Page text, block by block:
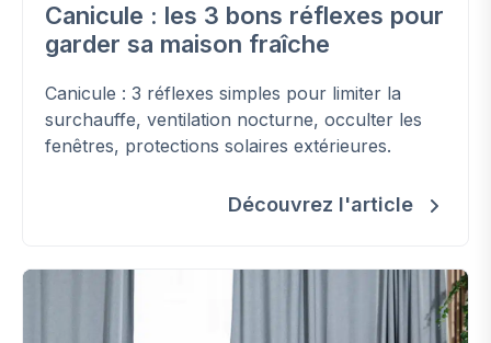
Canicule : les 3 bons réflexes pour
garder sa maison fraîche
Canicule : 3 réflexes simples pour limiter la
surchauffe, ventilation nocturne, occulter les
fenêtres, protections solaires extérieures.
Découvrez l'article